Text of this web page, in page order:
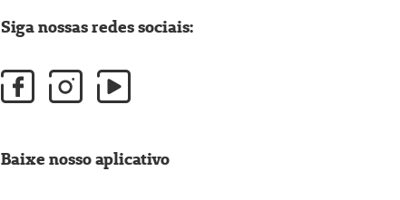
Siga nossas redes sociais:
Baixe nosso aplicativo